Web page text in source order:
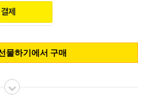
물하기에서 구매